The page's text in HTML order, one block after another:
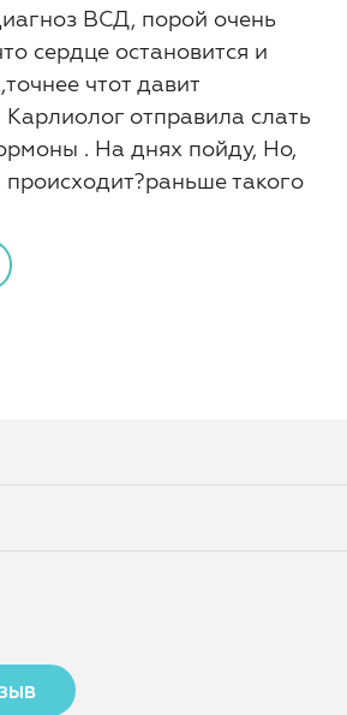
ВСД, порой очень
сердце остановится и
чтот давит
отправила слать
. На днях пойду, Но,
происходит?раньше такого